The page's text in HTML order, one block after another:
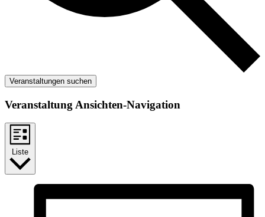
Veranstaltungen suchen
Veranstaltung Ansichten-Navigation
Liste